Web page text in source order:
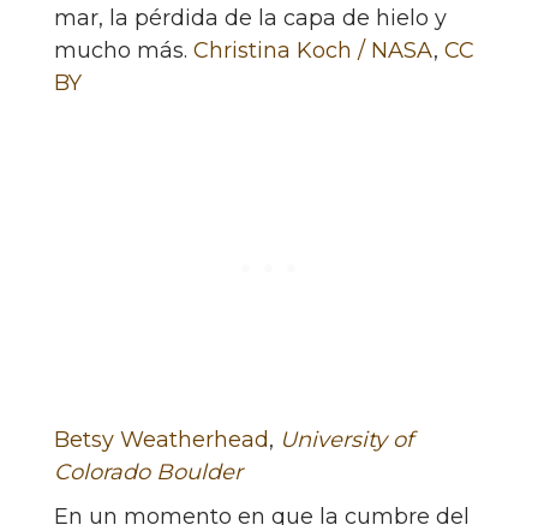
mar, la pérdida de la capa de hielo y
mucho más. Christina Koch / NASA, CC
BY
Betsy Weatherhead, University of
Colorado Boulder
En un momento en que la cumbre del